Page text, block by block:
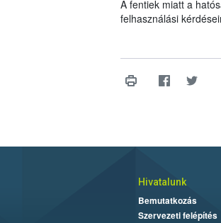
A fentiek miatt a
felhasználási
Hivatalunk
Bemutatkozás
Szervezeti felépítés